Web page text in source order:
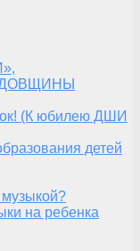
(К юбилею ДШИ
детей
на ребенка